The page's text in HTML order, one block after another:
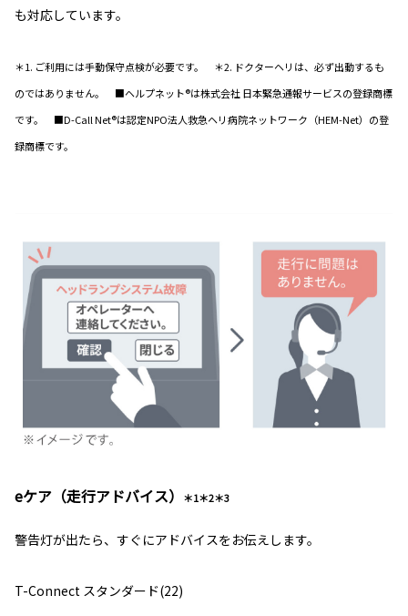
も対応しています。
＊1. ご利用には手動保守点検が必要です。 ＊2. ドクターヘリは、必ず出動するも
のではありません。 ■ヘルプネット®は株式会社 日本緊急通報サービスの登録商標
です。 ■D-Call Net®は認定NPO法人救急ヘリ病院ネットワーク（HEM-Net）の登
録商標です。
eケア（走行アドバイス） ＊1＊2＊3
警告灯が出たら、すぐにアドバイスをお伝えします。
T-Connect スタンダード(22)